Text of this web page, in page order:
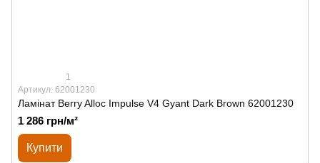
1
Артикул: 62001230
Ламінат Berry Alloc Impulse V4 Gyant Dark Brown 62001230
1 286 грн/м²
Купити